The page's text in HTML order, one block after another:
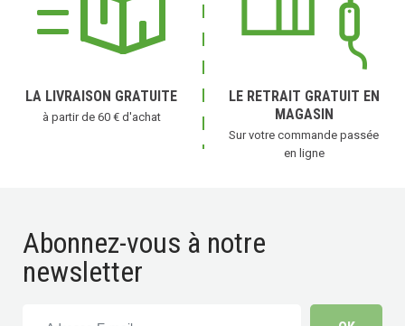
LA LIVRAISON GRATUITE
à partir de 60 € d'achat
LE RETRAIT GRATUIT EN
MAGASIN
Sur votre commande passée
en ligne
Abonnez-vous à notre
newsletter